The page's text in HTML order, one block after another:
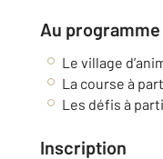
Au programme
Le village
La course à
Les défis à
Inscription